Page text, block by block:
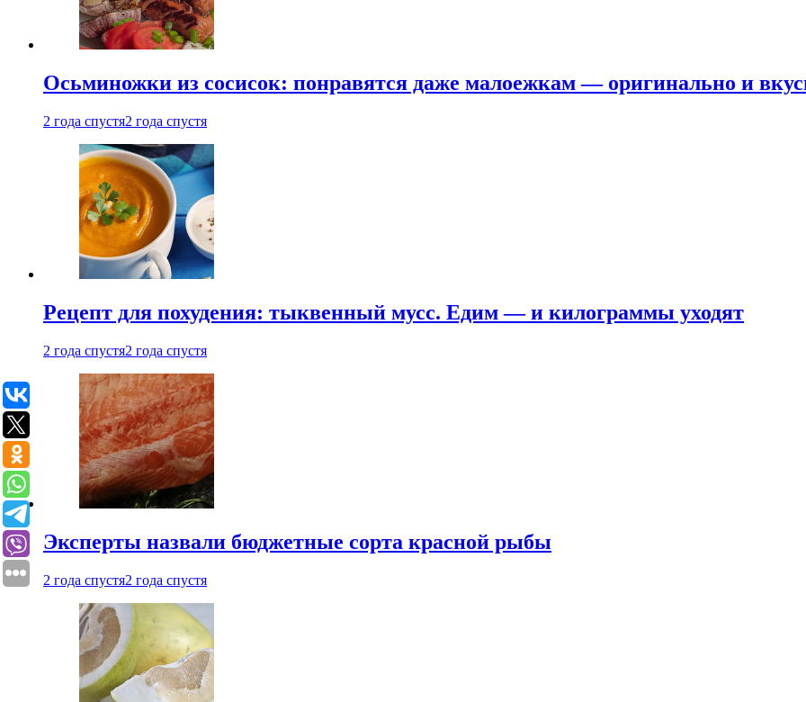
Осьминожки из сосисок: понравятся даже малоежкам — оригинально и
2 года спустя2 года спустя
Рецепт для похудения: тыквенный мусс. Едим — и килограммы уходят
2 года спустя2 года спустя
Эксперты назвали бюджетные сорта красной рыбы
2 года спустя2 года спустя